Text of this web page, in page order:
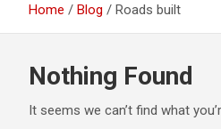
Home Blog Roads built
Nothing Found
It seems we can’t find what